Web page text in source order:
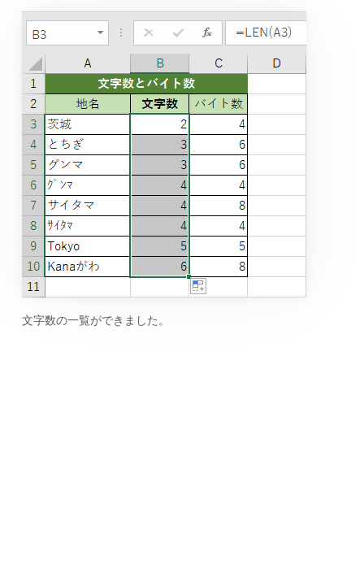
文字数の一覧ができました。